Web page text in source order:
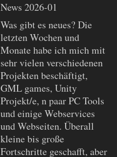
News 2026-01
Was gibt es neues? Die
letzten Wochen und
Monate habe ich mich mit
sehr vielen verschiedenen
Projekten beschäftigt,
GML games, Unity
Projekt/e, n paar PC Tools
und einige Webservices
und Webseiten. Überall
kleine bis große
Fortschritte geschafft, aber